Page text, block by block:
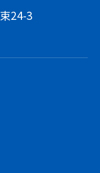
24-3